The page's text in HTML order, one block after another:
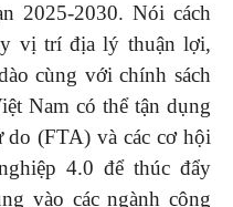
2025-2030. Nói cách
vị trí địa lý thuận lợi,
cùng với chính sách
Nam có thể tận dụng
do (FTA) và các cơ hội
4.0 để thúc đẩy
vào các ngành công